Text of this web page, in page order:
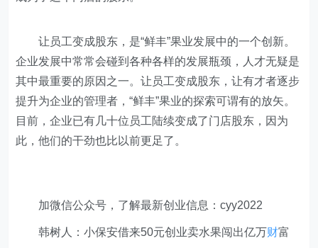
让员工变成股东，是“鲜丰”果业发展中的一个创新。
企业发展中常常会碰到各种各样的发展瓶颈，人才无疑是
其中最重要的原因之一。让员工变成股东，让有才者逐步
提升为企业的管理者，“鲜丰”果业的探索可谓有的放矢。
目前，企业已有几十位员工陆续变成了门店股东，因为
此，他们的干劲也比以前更足了。
加微信公众号，了解最新创业信息：cyy2022
韩树人：小保安借来50元创业卖水果闯出亿万财富